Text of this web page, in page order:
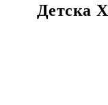
Детска